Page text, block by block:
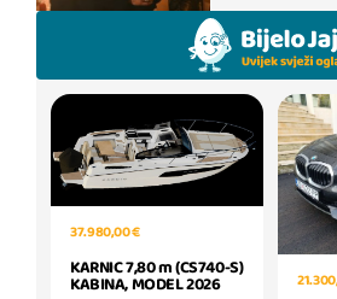
37.980,00 €
KARNIC 7,80 m (CS740-S)
KABINA, MODEL 2026